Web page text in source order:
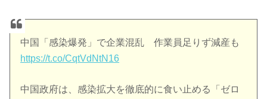
中国「感染爆発」で企業混乱 作業員足りず減産も
https://t.co/CqtVdNtN16
中国政府は、感染拡大を徹底的に食い止める「ゼロ